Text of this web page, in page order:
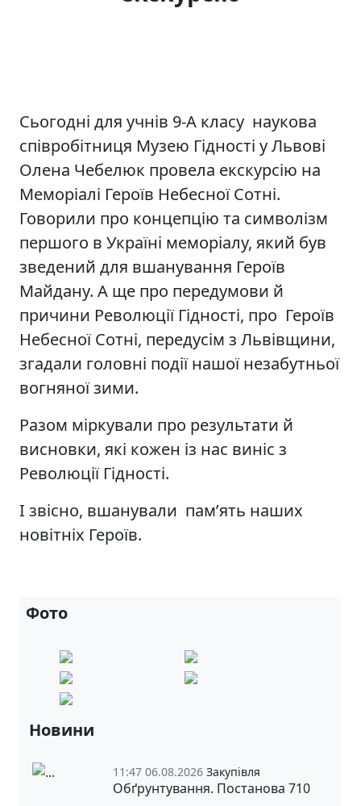
Сьогодні для учнів 9-А класу наукова
співробітниця Музею Гідності у Львові
Олена Чебелюк провела екскурсію на
Меморіалі Героїв Небесної Сотні.
Говорили про концепцію та символізм
першого в Україні меморіалу, який був
зведений для вшанування Героїв
Майдану. А ще про передумови й
причини Революції Гідності, про Героїв
Небесної Сотні, передусім з Львівщини,
згадали головні події нашої незабутньої
вогняної зими.
Разом міркували про результати й
висновки, які кожен із нас виніс з
Революції Гідності.
І звісно, вшанували памʼять наших
новітніх Героїв.
Фото
Новини
11:47 06.08.2026 Закупівля
Обґрунтування. Постанова 710